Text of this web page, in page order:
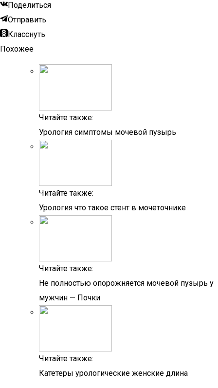
Поделиться
Отправить
Класснуть
Похожее
Читайте также:
Урология симптомы мочевой пузырь
Читайте также:
Урология что такое стент в мочеточнике
Читайте также:
Не полностью опорожняется мочевой пузырь у
мужчин — Почки
Читайте также:
Катетеры урологические женские длина